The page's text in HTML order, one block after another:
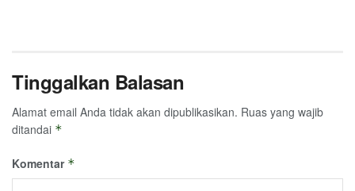
Tinggalkan Balasan
Alamat email Anda tidak akan dipublikasikan. Ruas yang wajib
ditandai *
Komentar *